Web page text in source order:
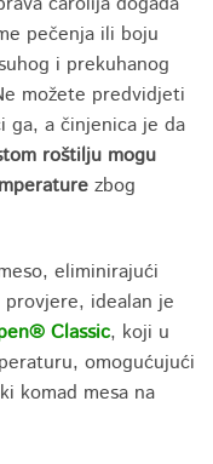
pečenja ili boju
i prekuhanog
možete predvidjeti
ga, a činjenica je da
roštilju mogu
zbog
eliminirajući
idealan je
Classic, koji u
omogućujući
komad mesa na